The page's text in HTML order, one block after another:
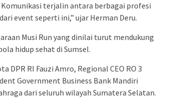
terjalin antara berbagai profesi
event seperti ini,” ujar Herman Deru.
Musi Run yang dinilai turut mendukung
hidup sehat di Sumsel.
RI Fauzi Amro, Regional CEO RO 3
Government Business Bank Mandiri
dari seluruh wilayah Sumatera Selatan.